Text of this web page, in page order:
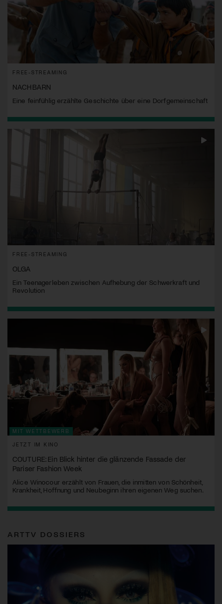
FREE-STREAMING
NACHBARN
Eine feinfühlig erzählte Geschichte über eine Dorfgemeinschaft
FREE-STREAMING
OLGA
Ein Teenagerleben zwischen Aufhebung der Schwerkraft und
Revolution
MIT WETTBEWERB
JETZT IM KINO
COUTURE: Ein Blick hinter die glänzende Fassade der
Pariser Fashion Week
Alice Winocour erzählt von Frauen, die inmitten von Schönheit,
Krankheit, Hoffnung und Neubeginn ihren eigenen Weg suchen.
ARTTV DOSSIERS